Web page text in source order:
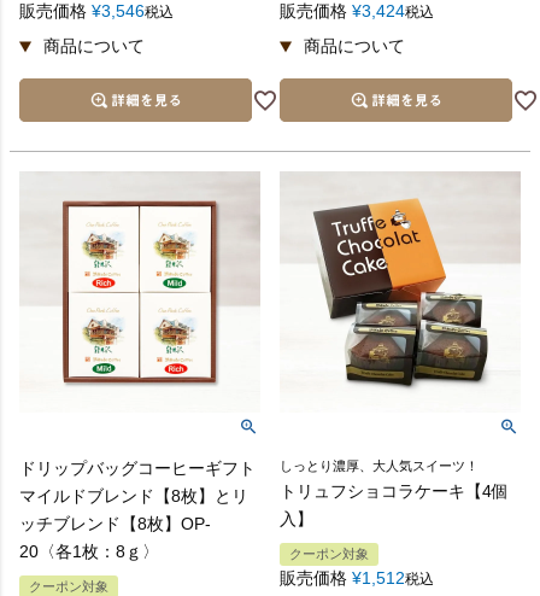
販売価格 ¥3,546税込 販売価格 ¥3,424税込
ドリップバッグコーヒーギフト
マイルドブレンド【8枚】とリ
ッチブレンド【8枚】OP-
20〈各1枚：8ｇ〉
クーポン対象
しっとり濃厚、大人気スイーツ！
トリュフショコラケーキ【4個
入】
クーポン対象
販売価格 ¥1,512税込